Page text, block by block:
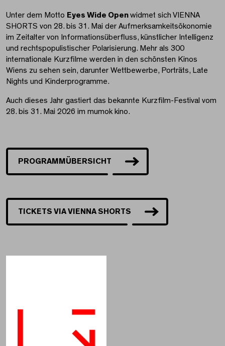
Unter dem Motto Eyes Wide Openwidmet sich VIENNA
SHORTS von 28. bis 31. Mai der Aufmerksamkeitsökonomie
im Zeitalter von Informationsüberfluss, künstlicher Intelligenz
und rechtspopulistischer Polarisierung. Mehr als 300
internationale Kurzfilme werden in den schönsten Kinos
Wiens zu sehen sein, darunter Wettbewerbe, Porträts, Late
Nights und Kinderprogramme.
Auch dieses Jahr gastiert das bekannte Kurzfilm-Festival vom
28. bis 31. Mai 2026 im mumok kino.
PROGRAMMÜBERSICHT
TICKETS VIA VIENNA SHORTS